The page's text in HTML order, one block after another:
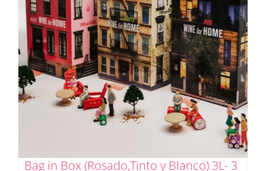
Bag in Box (Rosado,Tinto y Blanco) 3L- 3